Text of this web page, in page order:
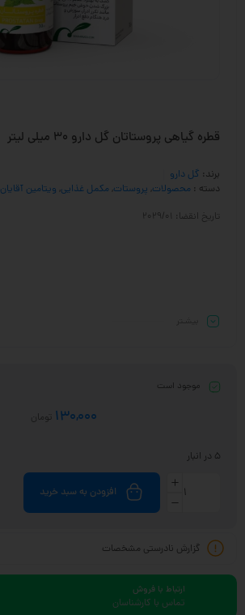
قطره گیاهی پروستاتان گل دارو 30 میلی لیتر
برند: گل دارو
دسته : محصولات پروستات مکمل غذایی ویتامین آقایان
تاریخ انقضا: 2029/01
موجود است
130,000 تومان
5 در انبار
افزودن به سبد خرید
گزارش نادرستی مشخصات
ارتباط با فروش
تماس با کارشناسان